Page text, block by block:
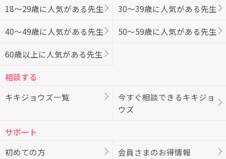
18～29歳に人気がある先生 30～39歳に人気がある先生
40～49歳に人気がある先生 50～59歳に人気がある先生
60歳以上に人気がある先生
相談する
キキジョウズ一覧
今すぐ相談できるキキジョ
ウズ
サポート
初めての方
会員さまのお得情報